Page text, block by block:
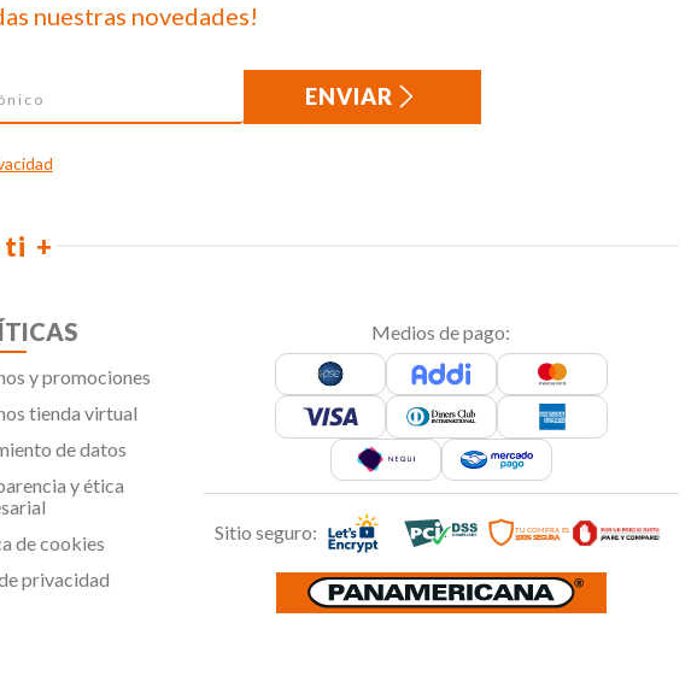
nuestras novedades!
ENVIAR
ti
y promociones
tienda virtual
de datos
y ética
de cookies
privacidad
Medios de pago:
Sitio seguro: